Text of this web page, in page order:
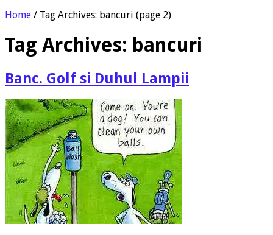
Home / Tag Archives: bancuri (page 2)
Tag Archives: bancuri
Banc. Golf si Duhul Lampii